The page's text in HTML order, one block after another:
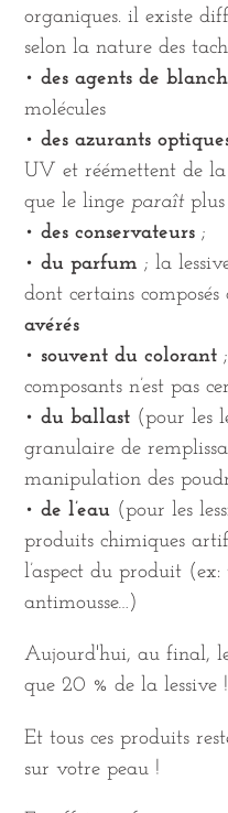
organiques. il existe
selon la nature des
• des agents de
molécules
• des azurants
UV et réémettent de
que le linge paraît
• des conservateurs ;
• du parfum ; la
dont certains composés
avérés
• souvent du colorant
composants n’est pas
• du ballast (pour les
granulaire de
manipulation des
• de l’eau (pour les
produits chimiques
l’aspect du produit
antimousse…)
Aujourd'hui, au final,
que 20 % de la lessive !
Et tous ces produits
sur votre peau !